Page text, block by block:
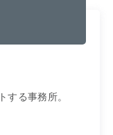
する事務所。